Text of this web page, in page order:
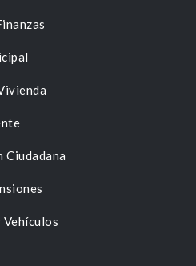
Ciudadana